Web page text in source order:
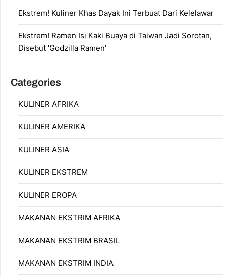
Ekstrem! Kuliner Khas Dayak Ini Terbuat Dari Kelelawar
Ekstrem! Ramen Isi Kaki Buaya di Taiwan Jadi Sorotan,
Disebut ‘Godzilla Ramen’
Categories
KULINER AFRIKA
KULINER AMERIKA
KULINER ASIA
KULINER EKSTREM
KULINER EROPA
MAKANAN EKSTRIM AFRIKA
MAKANAN EKSTRIM BRASIL
MAKANAN EKSTRIM INDIA